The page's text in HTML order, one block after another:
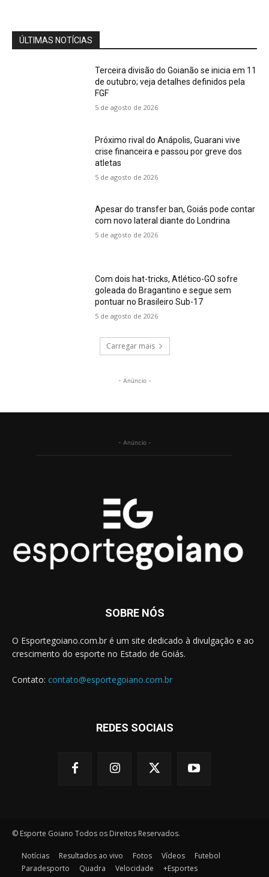
ÚLTIMAS NOTÍCIAS
Terceira divisão do Goianão se inicia em 11
de outubro; veja detalhes definidos pela
FGF
5 de agosto de 2026
Próximo rival do Anápolis, Guarani vive
crise financeira e passou por greve dos
atletas
5 de agosto de 2026
Apesar do transfer ban, Goiás pode contar
com novo lateral diante do Londrina
5 de agosto de 2026
Com dois hat-tricks, Atlético-GO sofre
goleada do Bragantino e segue sem
pontuar no Brasileiro Sub-17
5 de agosto de 2026
Carregar mais
- Anúncio -
- Anúncio -
SOBRE NÓS
O Esportegoiano.com.br é um site dedicado à divulgação e ao
crescimento do esporte no Estado de Goiás.
Contato: contato@esportegoiano.com.br
REDES SOCIAIS
© Esporte Goiano Todos os Direitos Reservados.
Notícias Resultados ao vivo Fotos Vídeos
Futebol
Paradesporto
Quadra Velocidade +Esportes